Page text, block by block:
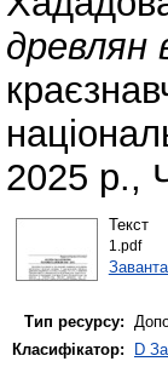
древлян
2025 р.,
Текст
1.pdf
Тип ресурсу:
Класифікатор:
D